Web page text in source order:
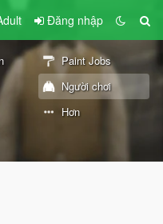
Đăng nhập
Paint Jobs
Người chơi
Hơn